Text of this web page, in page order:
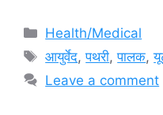
Categories
Health/Medical
Tags
आयुर्वेद,पथरी,पालक,
Leave a comment